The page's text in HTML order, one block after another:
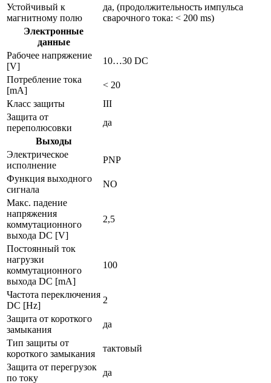
Устойчивый к
магнитному полю
да, (продолжительность импульса
сварочного тока: < 200 ms)
Электронные
данные
Рабочее напряжение
[V]
10…30 DC
Потребление тока
[mA]
< 20
Класс защиты
III
Защита от
переполюсовки
да
Выходы
Электрическое
исполнение
PNP
Функция выходного
сигнала
NO
Макс. падение
напряжения
коммутационного
выхода DC [V]
2,5
Постоянный ток
нагрузки
коммутационного
выхода DC [mA]
100
Частота переключения
DC [Hz]
2
Защита от короткого
замыкания
да
Тип защиты от
короткого замыкания
тактовый
Защита от перегрузок
по току
да